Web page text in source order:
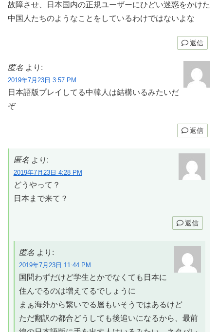
故障させ、日本国内の正規ユーザーにひどい迷惑をかけた
中国人たちのようなことをしているわけではないよな
返信
匿名 より:
2019年7月23日 3:57 PM
日本語版プレイしてる中韓人は結構いるみたいだ
ぞ
返信
匿名 より:
2019年7月23日 4:28 PM
どうやって？
日本まで来て？
返信
匿名 より:
2019年7月23日 11:44 PM
国問わずだけど学生とかでなくても日本に
住んでるのは増えてるでしょうに
まぁ海外から繋いでる層もいそうではあるけど
ただ翻訳の都合どうしても後追いになるから、最前